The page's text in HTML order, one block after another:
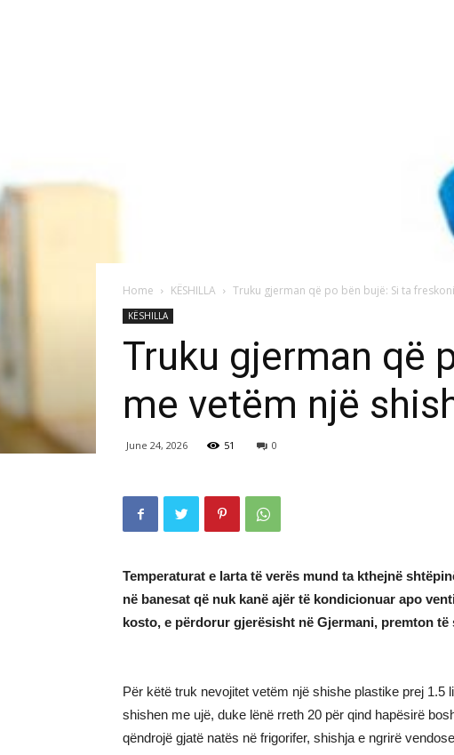
Home KËSHILLA Truku gjerman që po bën bujë: Si ta
KËSHILLA
Truku gjerman që
me vetëm një
June 24, 2026 51 0
Temperaturat e larta të verës mund ta kthejnë
në banesat që nuk kanë ajër të kondicionuar apo
kosto, e përdorur gjerësisht në Gjermani, premton
Për këtë truk nevojitet vetëm një shishe plastike prej 1.5
shishen me ujë, duke lënë rreth 20 për qind hapësirë
qëndrojë gjatë natës në frigorifer, shishja e ngrirë